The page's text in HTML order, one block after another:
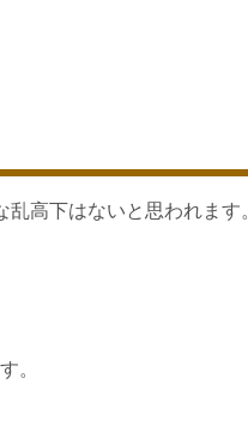
高下はないと思われます
。